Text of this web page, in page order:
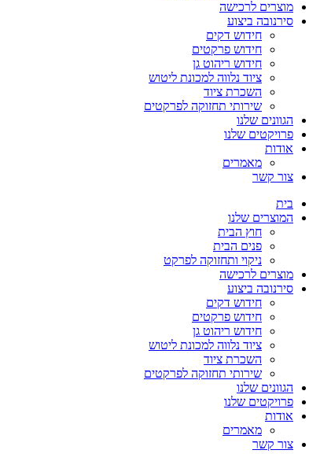
מוצרים לרכישה
סירנובה ביצוע
חידוש דקים
חידוש פרקטים
חידוש ריהוט גן
ציוד נלווה למכונת ליטוש
השכרת ציוד
שירותי תחזוקה לפרקטים
הגוונים שלנו
פרויקטים שלנו
אודות
מאמרים
צור קשר
בית
המוצרים שלנו
חוץ הבית
פנים הבית
ניקוי ותחזוקה לפרקט
מוצרים לרכישה
סירנובה ביצוע
חידוש דקים
חידוש פרקטים
חידוש ריהוט גן
ציוד נלווה למכונת ליטוש
השכרת ציוד
שירותי תחזוקה לפרקטים
הגוונים שלנו
פרויקטים שלנו
אודות
מאמרים
צור קשר